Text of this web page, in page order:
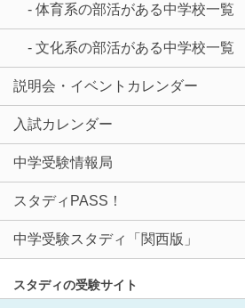
- 体育系の部活がある中学校一覧
- 文化系の部活がある中学校一覧
説明会・イベントカレンダー
入試カレンダー
中学受験情報局
スタディPASS！
中学受験スタディ「関西版」
スタディの受験サイト